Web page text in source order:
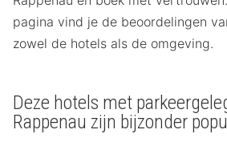
pagina vind je de beoordelingen
zowel de hotels als de omgeving.
Deze hotels met
Rappenau zijn bijzonder